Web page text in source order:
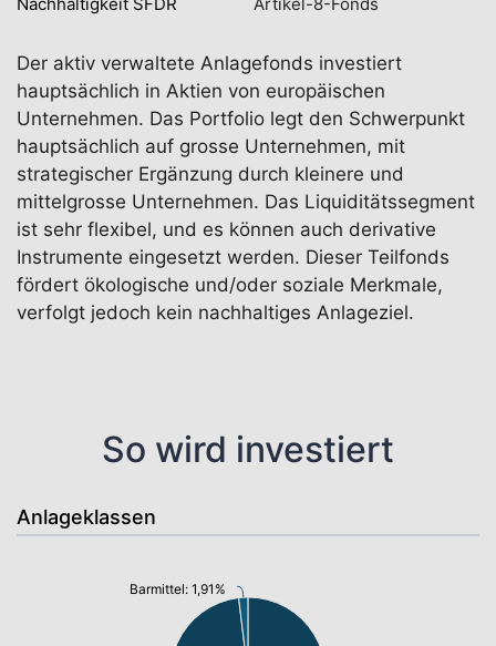
Der aktiv verwaltete Anlagefonds investiert
hauptsächlich in Aktien von europäischen
Unternehmen. Das Portfolio legt den Schwerpunkt
hauptsächlich auf grosse Unternehmen, mit
strategischer Ergänzung durch kleinere und
mittelgrosse Unternehmen. Das Liquiditätssegment
ist sehr flexibel, und es können auch derivative
Instrumente eingesetzt werden. Dieser Teilfonds
fördert ökologische und/oder soziale Merkmale,
verfolgt jedoch kein nachhaltiges Anlageziel.
So wird investiert
Anlageklassen
Barmittel: 1,91%